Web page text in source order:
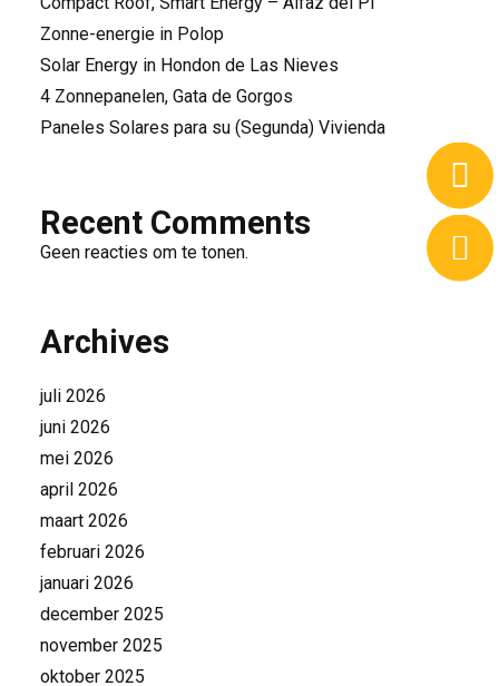
Zonne-energie in Polop
Solar Energy in Hondon de Las Nieves
4 Zonnepanelen, Gata de Gorgos
Paneles Solares para su (Segunda) Vivienda
Recent Comments
Geen reacties om te tonen.
Archives
juli 2026
juni 2026
mei 2026
april 2026
maart 2026
februari 2026
januari 2026
december 2025
november 2025
oktober 2025